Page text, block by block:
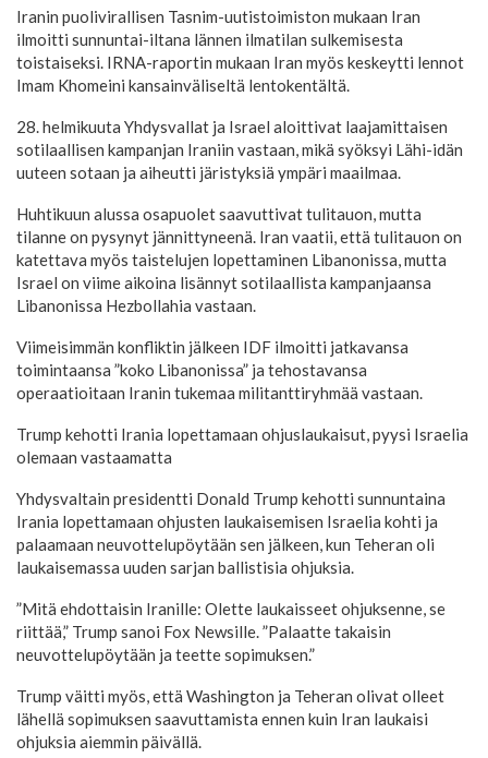
Iranin puolivirallisen Tasnim-uutistoimiston mukaan Iran
ilmoitti sunnuntai-iltana lännen ilmatilan sulkemisesta
toistaiseksi. IRNA-raportin mukaan Iran myös keskeytti lennot
Imam Khomeini kansainväliseltä lentokentältä.
28. helmikuuta Yhdysvallat ja Israel aloittivat laajamittaisen
sotilaallisen kampanjan Iraniin vastaan, mikä syöksyi Lähi-idän
uuteen sotaan ja aiheutti järistyksiä ympäri maailmaa.
Huhtikuun alussa osapuolet saavuttivat tulitauon, mutta
tilanne on pysynyt jännittyneenä. Iran vaatii, että tulitauon on
katettava myös taistelujen lopettaminen Libanonissa, mutta
Israel on viime aikoina lisännyt sotilaallista kampanjaansa
Libanonissa Hezbollahia vastaan.
Viimeisimmän konfliktin jälkeen IDF ilmoitti jatkavansa
toimintaansa ”koko Libanonissa” ja tehostavansa
operaatioitaan Iranin tukemaa militanttiryhmää vastaan.
Trump kehotti Irania lopettamaan ohjuslaukaisut, pyysi Israelia
olemaan vastaamatta
Yhdysvaltain presidentti Donald Trump kehotti sunnuntaina
Irania lopettamaan ohjusten laukaisemisen Israelia kohti ja
palaamaan neuvottelupöytään sen jälkeen, kun Teheran oli
laukaisemassa uuden sarjan ballistisia ohjuksia.
”Mitä ehdottaisin Iranille: Olette laukaisseet ohjuksenne, se
riittää,” Trump sanoi Fox Newsille. ”Palaatte takaisin
neuvottelupöytään ja teette sopimuksen.”
Trump väitti myös, että Washington ja Teheran olivat olleet
lähellä sopimuksen saavuttamista ennen kuin Iran laukaisi
ohjuksia aiemmin päivällä.